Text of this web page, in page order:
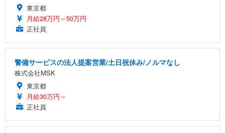
東京都
月給28万円～50万円
正社員
警備サービスの法人提案営業/土日祝休み/ノルマなし
株式会社MSK
東京都
月給30万円～
正社員